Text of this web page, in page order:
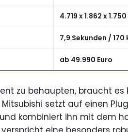
4.719 x 1.862 x
7,9 Sekunden / 170
ab 49.990 Euro
zu behaupten, braucht es
setzt auf einen
kombiniert ihn mit dem